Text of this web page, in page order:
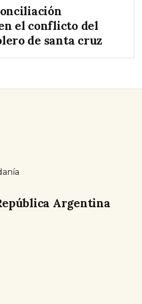
el conflicto del
de santa cruz
Argentina